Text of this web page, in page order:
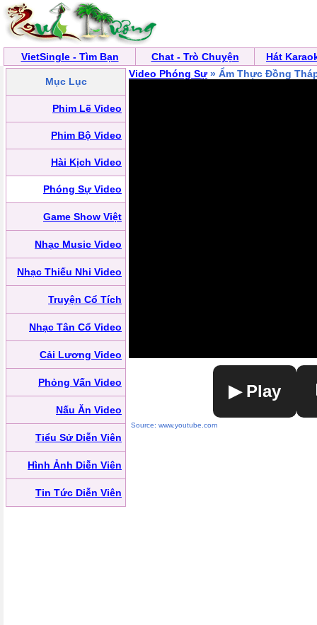
VietSingle - Tìm Bạn Chat - Trò Chuyện Hát
Mục Lục
Phim Lẽ Video
Phim Bộ Video
Hài Kịch Video
Phóng Sự Video
Game Show Việt
Nhạc Music Video
Nhạc Thiếu Nhi Video
Truyện Cổ Tích
Nhạc Tân Cổ Video
Cải Lương Video
Phỏng Vấn Video
Nấu Ăn Video
Tiểu Sử Diễn Viên
Hình Ảnh Diễn Viên
Tin Tức Diễn Viên
Video Phóng Sự» Ẩm Thực Đồng
▶ Play
Source: www.youtube.com